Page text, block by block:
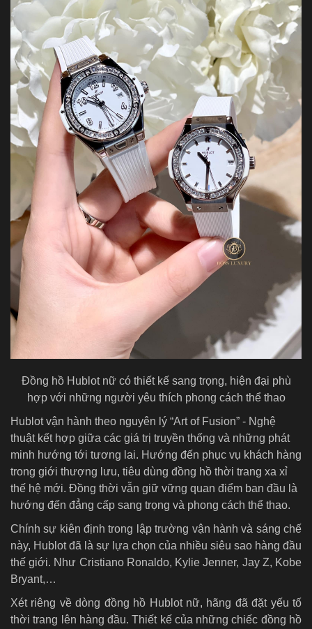
Đồng hồ Hublot nữ có thiết kế sang trọng, hiện đại phù
hợp với những người yêu thích phong cách thể thao
Hublot vận hành theo nguyên lý “Art of Fusion” - Nghệ
thuật kết hợp giữa các giá trị truyền thống và những phát
minh hướng tới tương lai. Hướng đến phục vụ khách hàng
trong giới thượng lưu, tiêu dùng đồng hồ thời trang xa xỉ
thế hệ mới. Đồng thời vẫn giữ vững quan điểm ban đầu là
hướng đến đẳng cấp sang trọng và phong cách thể thao.
Chính sự kiên định trong lập trường vận hành và sáng chế
này, Hublot đã là sự lựa chọn của nhiều siêu sao hàng đầu
thế giới. Như Cristiano Ronaldo, Kylie Jenner, Jay Z, Kobe
Bryant,…
Xét riêng về dòng đồng hồ Hublot nữ, hãng đã đặt yếu tố
thời trang lên hàng đầu. Thiết kế của những chiếc đồng hồ